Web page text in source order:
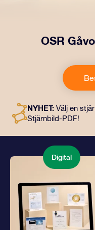
OSR
gåva ingår ett
som skickas till en
dokument och fri
NYHET: Välj en
Stjärnbild-PDF!
Digital